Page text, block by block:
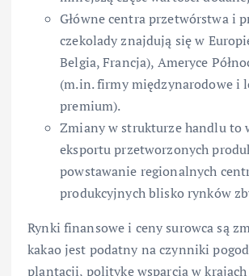
Główne centra przetwórstwa i
czekolady znajdują się w
Belgia, Francja), Ameryce
(m.in. firmy międzynarodowe i
premium).
Zmiany w strukturze handlu to
eksportu przetworzonych
powstawanie regionalnych
produkcyjnych blisko rynków
Rynki finansowe i ceny surowca są
kakao jest podatny na czynniki
plantacji, politykę wsparcia w